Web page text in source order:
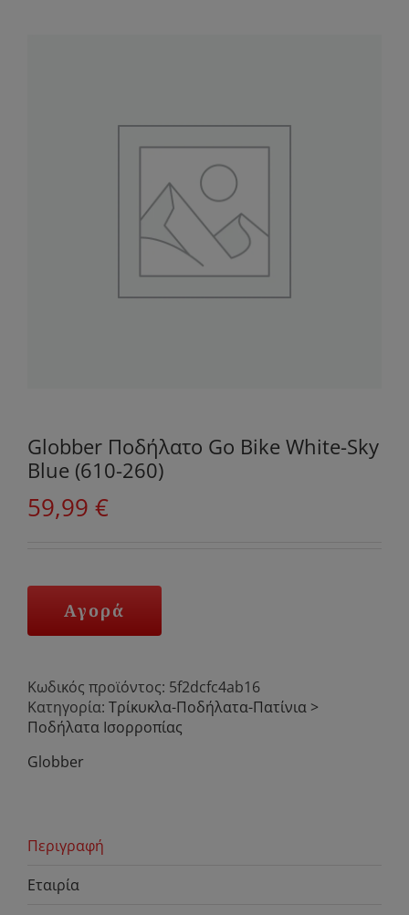
Globber Ποδήλατο Go Bike White-Sky
Blue (610-260)
59,99 €
Αγορά
Κωδικός προϊόντος: 5f2dcfc4ab16
Κατηγορία: Τρίκυκλα-Ποδήλατα-Πατίνια >
Ποδήλατα Ισορροπίας
Globber
Περιγραφή
Εταιρία